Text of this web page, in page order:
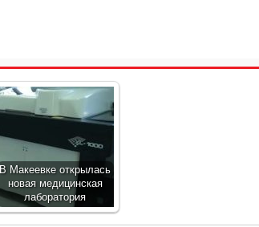
В Макеевке открылась
новая медицинская
лаборатория